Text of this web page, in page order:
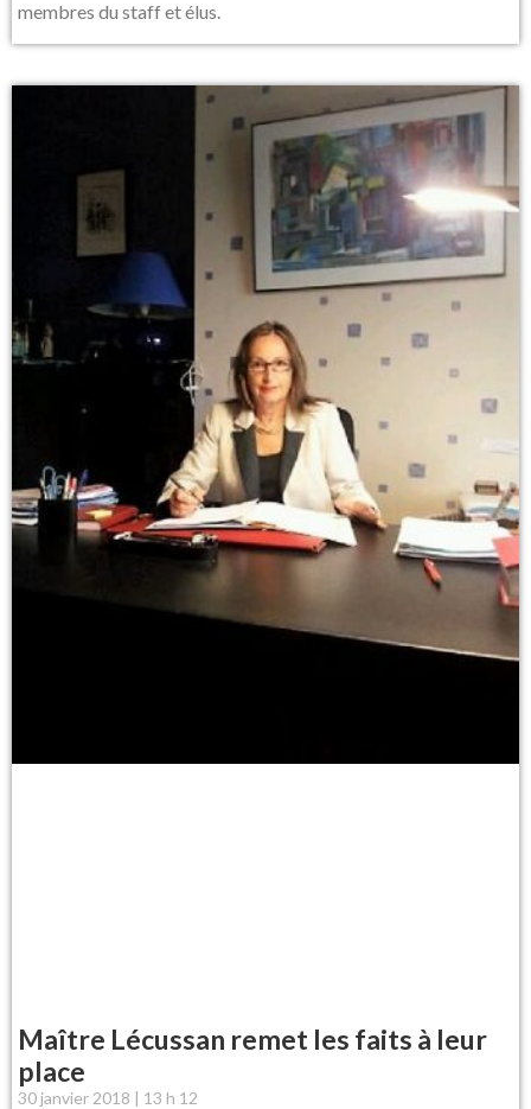
membres du staff et élus.
Maître Lécussan remet les faits à leur
place
30 janvier 2018 13 h 12